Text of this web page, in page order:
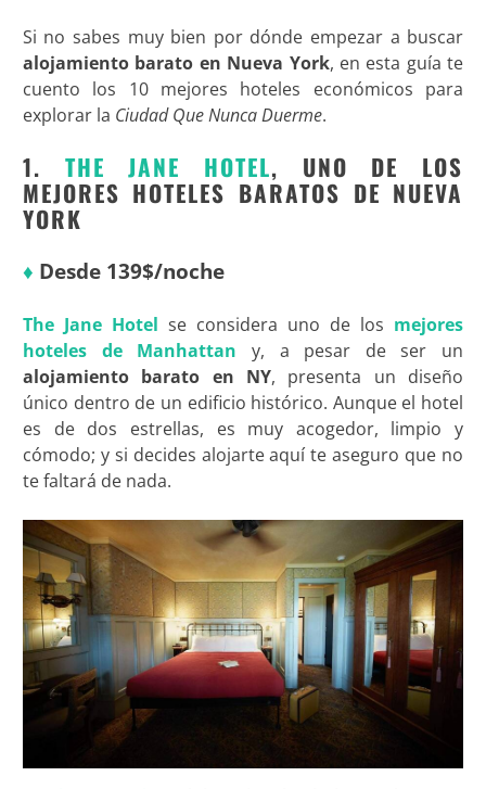
Si no sabes muy bien por dónde empezar a buscar
alojamiento barato en Nueva York, en esta guía te
cuento los 10 mejores hoteles económicos para
explorar la Ciudad Que Nunca Duerme.
1. THE JANE HOTEL, UNO DE LOS
MEJORES HOTELES BARATOS DE NUEVA
YORK
♦ Desde 139$/noche
The Jane Hotel se considera uno de los mejores
hoteles de Manhattan y, a pesar de ser un
alojamiento barato en NY, presenta un diseño
único dentro de un edificio histórico. Aunque el hotel
es de dos estrellas, es muy acogedor, limpio y
cómodo; y si decides alojarte aquí te aseguro que no
te faltará de nada.